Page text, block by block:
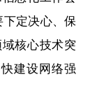
定决心、保
核心技术突
建设网络强